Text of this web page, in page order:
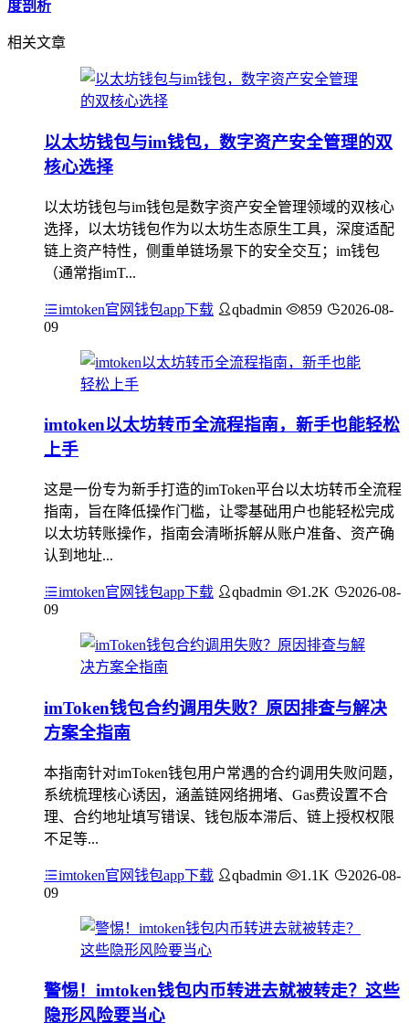
度剖析
相关文章
以太坊钱包与im钱包，数字资产安全管理的双
核心选择
以太坊钱包与im钱包是数字资产安全管理领域的双核心
选择，以太坊钱包作为以太坊生态原生工具，深度适配
链上资产特性，侧重单链场景下的安全交互；im钱包
（通常指imT...
imtoken官网钱包app下载 qbadmin 859
2026-08-
09
imtoken以太坊转币全流程指南，新手也能轻松
上手
这是一份专为新手打造的imToken平台以太坊转币全流程
指南，旨在降低操作门槛，让零基础用户也能轻松完成
以太坊转账操作，指南会清晰拆解从账户准备、资产确
认到地址...
imtoken官网钱包app下载 qbadmin 1.2K
2026-08-
09
imToken钱包合约调用失败？原因排查与解决
方案全指南
本指南针对imToken钱包用户常遇的合约调用失败问题，
系统梳理核心诱因，涵盖链网络拥堵、Gas费设置不合
理、合约地址填写错误、钱包版本滞后、链上授权权限
不足等...
imtoken官网钱包app下载 qbadmin 1.1K
2026-08-
09
警惕！imtoken钱包内币转进去就被转走？这些
隐形风险要当心